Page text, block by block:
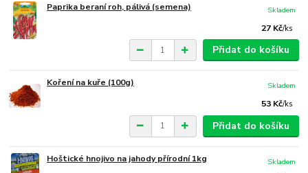
Paprika beraní roh, pálivá (semena)
27 Kč/ks
Skladem
Přidat do košíku
Koření na kuře (100g)
53 Kč/ks
Skladem
Přidat do košíku
Hoštické hnojivo na jahody přírodní 1kg
Skladem